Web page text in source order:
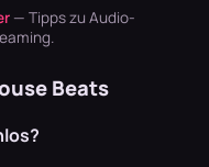
dich mitreißen.
— Tipps zu Audio-
Beats